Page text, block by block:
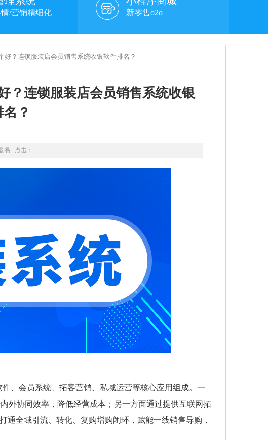
/营销精细化 新零售o2o
好？连锁服装店会员销售系统收银软件排名？
？连锁服装店会员销售系统收银
？
易 点击：
、会员系统、拓客营销、私域运营等核心应用组成。一
外协同效率，降低经营成本；另一方面通过提供互联网拓
通全域引流、转化、复购增购闭环，赋能一线销售导购，